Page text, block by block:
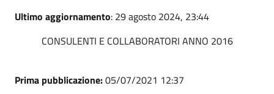
Ultimo aggiornamento: 29 agosto 2024, 23:44
CONSULENTI E COLLABORATORI ANNO 2016
Prima pubblicazione:05/07/2021 12:37